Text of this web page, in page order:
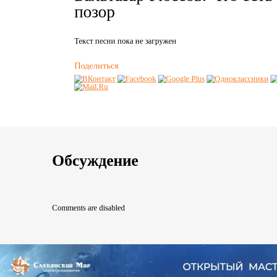
позор
Текст песни пока не загружен
Поделиться
Обсуждение
Comments are disabled